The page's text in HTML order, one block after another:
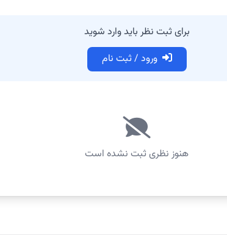
برای ثبت نظر باید وارد شوید
ورود / ثبت نام
هنوز نظری ثبت نشده است